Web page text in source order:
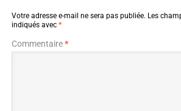
Votre adresse e-mail ne sera pas publiée. Les
indiqués avec *
Commentaire*